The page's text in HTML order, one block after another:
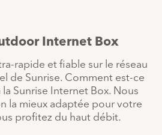
Internet Box
rapide et fiable sur le réseau
de Sunrise. Comment est-ce
Sunrise Internet Box. Nous
la mieux adaptée pour votre
profitez du haut débit.